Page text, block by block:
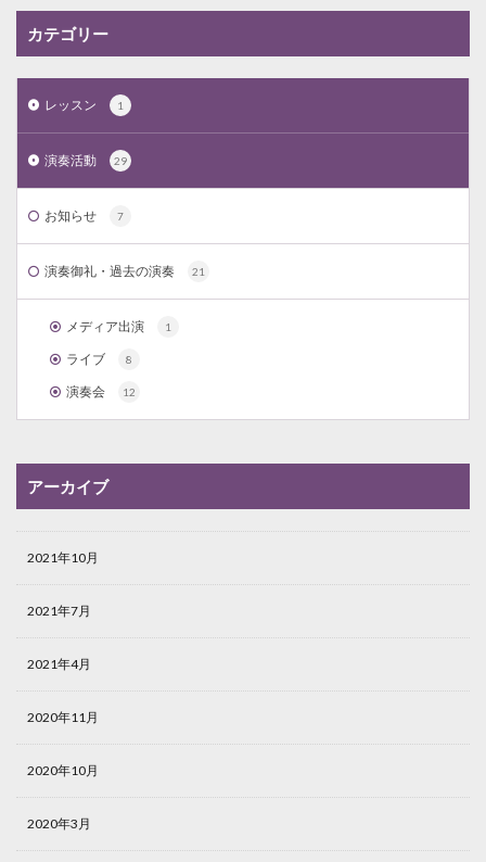
カテゴリー
レッスン 1
演奏活動 29
お知らせ 7
演奏御礼・過去の演奏 21
メディア出演 1
ライブ 8
演奏会 12
アーカイブ
2021年10月
2021年7月
2021年4月
2020年11月
2020年10月
2020年3月